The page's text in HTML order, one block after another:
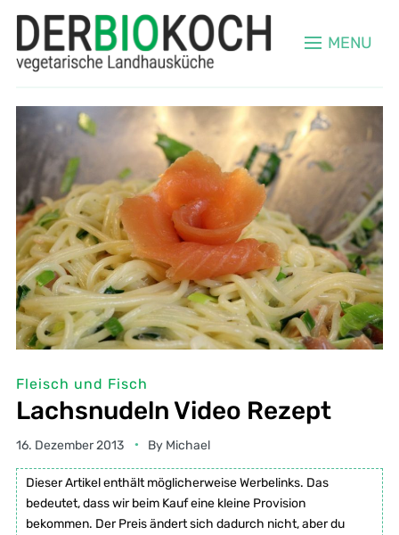
MENU
Fleisch und Fisch
Lachsnudeln Video Rezept
16. Dezember 2013 By Michael
Dieser Artikel enthält möglicherweise Werbelinks. Das
bedeutet, dass wir beim Kauf eine kleine Provision
bekommen. Der Preis ändert sich dadurch nicht, aber du